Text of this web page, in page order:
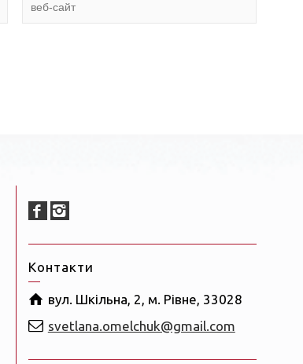
Контакти
вул. Шкільна, 2, м. Рівне, 33028
svetlana.omelchuk@gmail.com